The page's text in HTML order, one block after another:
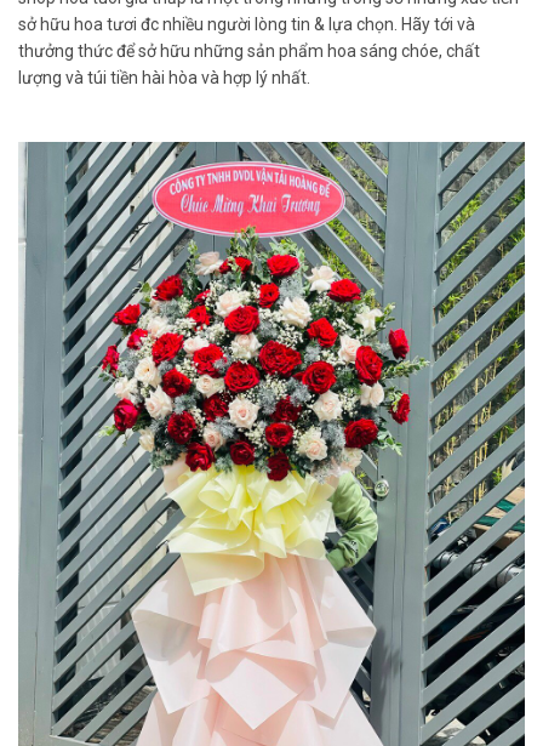
sở hữu hoa tươi đc nhiều người lòng tin & lựa chọn. Hãy tới và
thưởng thức để sở hữu những sản phẩm hoa sáng chóe, chất
lượng và túi tiền hài hòa và hợp lý nhất.